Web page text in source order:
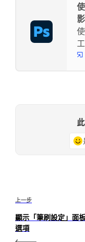
上一步
顯示「筆刷設定」面
選項